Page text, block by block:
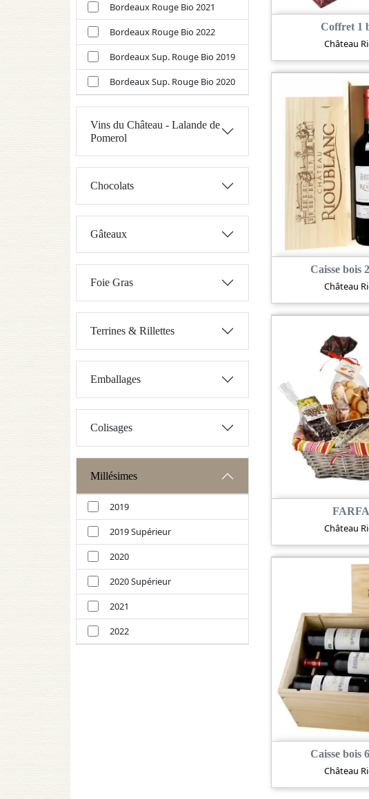
Bordeaux Rouge Bio 2021
Bordeaux Rouge Bio 2022
Bordeaux Sup. Rouge Bio 2019
Bordeaux Sup. Rouge Bio 2020
Vins du Château - Lalande de
Pomerol
Chocolats
Gâteaux
Foie Gras
Terrines & Rillettes
Emballages
Colisages
Millésimes
2019
2019 Supérieur
2020
2020 Supérieur
2021
2022
Coffret 1
Château
Caisse bois
Château
Château
Caisse bois
Château